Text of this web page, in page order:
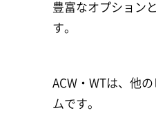
豊富なオプション
す。
ACW・WTは、他
ムです。